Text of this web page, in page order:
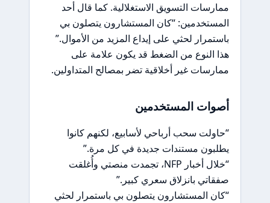
ممارسات التسويق الاستغلالية. كما قال أحد
المستخدمين: “كان المستشارون يتصلون بي
باستمرار لحثي على إيداع المزيد من الأموال.”
هذا النوع من الضغط قد يكون علامة على
ممارسات غير أخلاقية تضر بمصالح المتداولين.
أصوات المستخدمين
“حاولت سحب أرباحي لأسابيع، لكنهم كانوا
يطلبون مستندات جديدة في كل مرة.”
“خلال أخبار NFP، تجمدت منصتي وأُغلقت
صفقاتي بانزلاق سعري كبير.”
“كان المستشارون يتصلون بي باستمرار لحثي